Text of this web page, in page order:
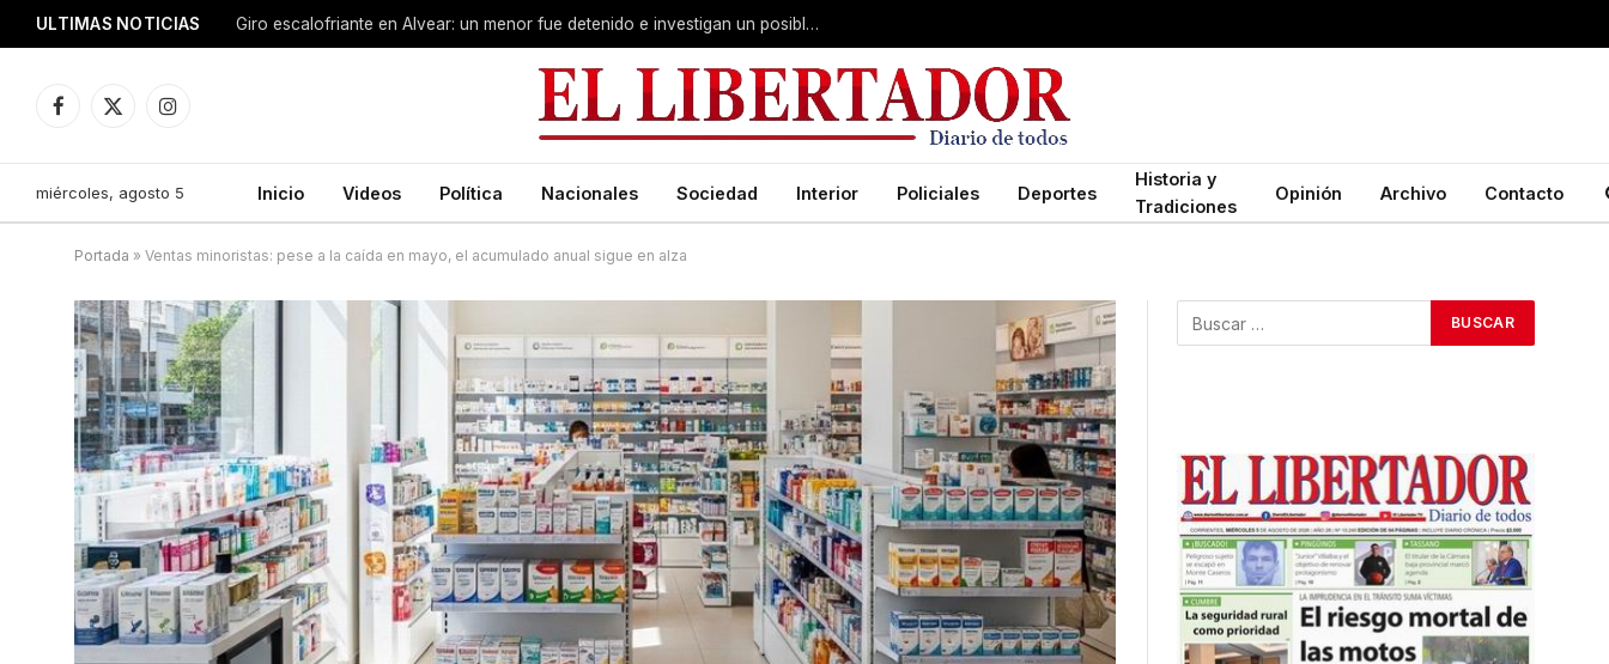
ULTIMAS NOTICIAS Giro escalofriante en Alvear: un menor fue detenido e investigan un posible crimen
Facebook
X
Instagram
miércoles, agosto 5 Inicio Videos Política Nacionales Sociedad Interior Policiales Deportes
Historia y
Tradiciones
Opinión Archivo Contacto
Portada » Ventas minoristas: pese a la caída en mayo, el acumulado anual sigue en alza